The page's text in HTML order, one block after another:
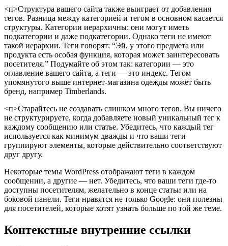
<п>Структура вашего сайта также выиграет от добавления
тегов. Разница между категорией и тегом в основном касается
структуры. Категории иерархичны: они могут иметь
подкатегории и даже подкатегории. Однако теги не имеют
такой иерархии. Теги говорят: “Эй, у этого предмета или
продукта есть особая функция, которая может заинтересовать
посетителя.” Подумайте об этом так: категории — это
оглавление вашего сайта, а теги — это индекс. Тегом
упомянутого выше интернет-магазина одежды может быть
бренд, например Timberlands.
<п>Старайтесь не создавать слишком много тегов. Вы ничего
не структурируете, когда добавляете новый уникальный тег к
каждому сообщению или статье. Убедитесь, что каждый тег
используется как минимум дважды и что ваши теги
группируют элементы, которые действительно соответствуют
друг другу.
Некоторые темы WordPress отображают теги в каждом
сообщении, а другие — нет. Убедитесь, что ваши теги где-то
доступны посетителям, желательно в конце статьи или на
боковой панели. Теги нравятся не только Google: они полезны
для посетителей, которые хотят узнать больше по той же теме.
Контекстные внутренние ссылки